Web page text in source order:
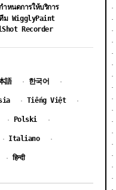
ำหนดการให้บริการ
ม WigglyPaint
Recorder
語 · 한국어 ·
· Tiếng Việt ·
· Polski ·
· Italiano ·
· हिन्दी